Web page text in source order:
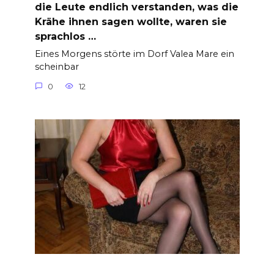
die Leute endlich verstanden, was die
Krähe ihnen sagen wollte, waren sie
sprachlos …
Eines Morgens störte im Dorf Valea Mare ein
scheinbar
0 12